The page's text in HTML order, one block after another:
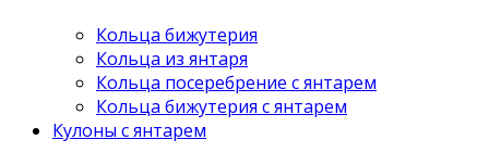
Кольца бижутерия
Кольца из янтаря
Кольца посеребрение с янтарем
Кольца бижутерия с янтарем
Кулоны с янтарем